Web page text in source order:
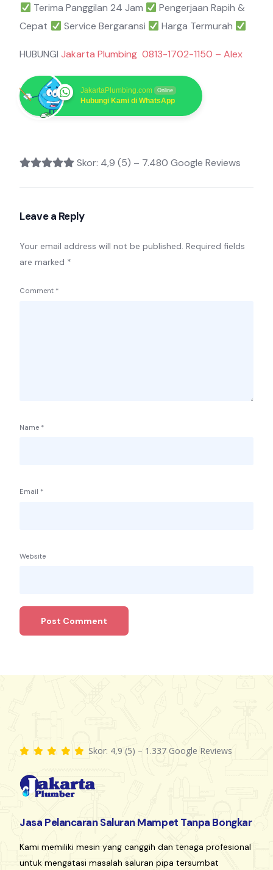
Terima Panggilan 24 Jam
Pengerjaan Rapih &
Cepat
Service Bergaransi Harga Termurah
HUBUNGIJakarta Plumbing 0813-1702-1150 – Alex
JakartaPlumbing.com Online
Hubungi Kami di WhatsApp
Skor: 4,9 (5) – 7.480 Google Reviews
Leave a Reply
Your email address will not be published. Required fields
are marked *
Comment *
Name *
Email *
Website
Skor: 4,9 (5) – 1.337 Google Reviews
Jasa Pelancaran Saluran Mampet Tanpa Bongkar
Kami memiliki mesin yang canggih dan tenaga profesional
untuk mengatasi masalah saluran pipa tersumbat